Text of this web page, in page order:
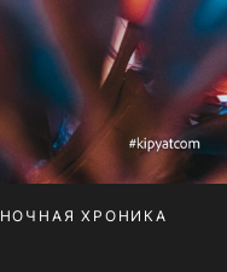
НОЧНАЯ ХРОНИКА